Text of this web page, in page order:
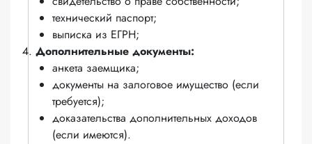
технический паспорт;
выписка из ЕГРН;
Дополнительные документы:
анкета заемщика;
документы на залоговое имущество (если
требуется);
доказательства дополнительных доходов
(если имеются).